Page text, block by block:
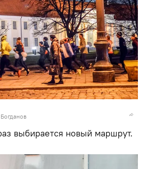
выбирается новый маршрут.